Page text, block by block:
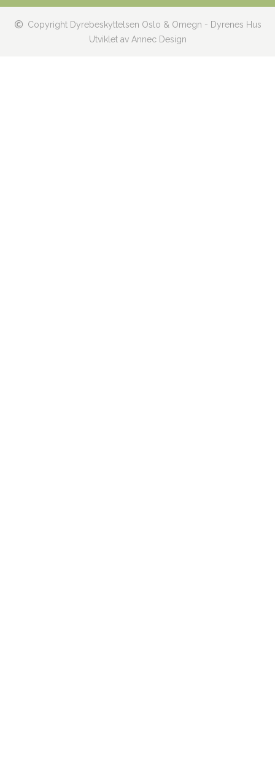
Copyright Dyrebeskyttelsen Oslo & Omegn - Dyrenes Hus
Utviklet av Annec Design